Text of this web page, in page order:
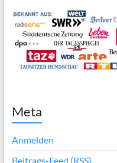
Meta
Anmelden
Beitrags-Feed (RSS)